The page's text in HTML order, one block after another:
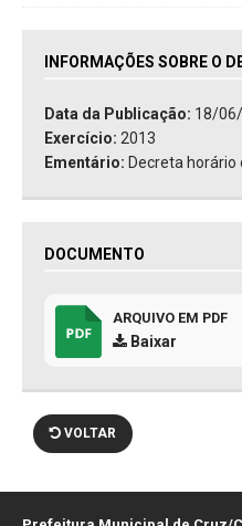
INFORMAÇÕES SOBRE O
Data da Publicação: 18/
Exercício: 2013
Ementário: Decreta
DOCUMENTO
ARQUIVO EM PDF
Baixar
VOLTAR